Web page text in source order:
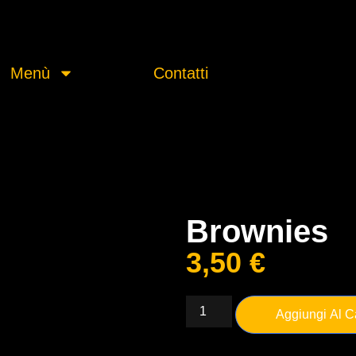
Menù Contatti
Brownies
3,50 €
Aggiungi Al